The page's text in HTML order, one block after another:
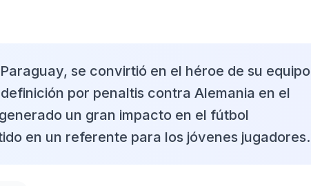
se convirtió en el héroe de su equipo
por penaltis contra Alemania en el
un gran impacto en el fútbol
en un referente para los jóvenes jugadores.